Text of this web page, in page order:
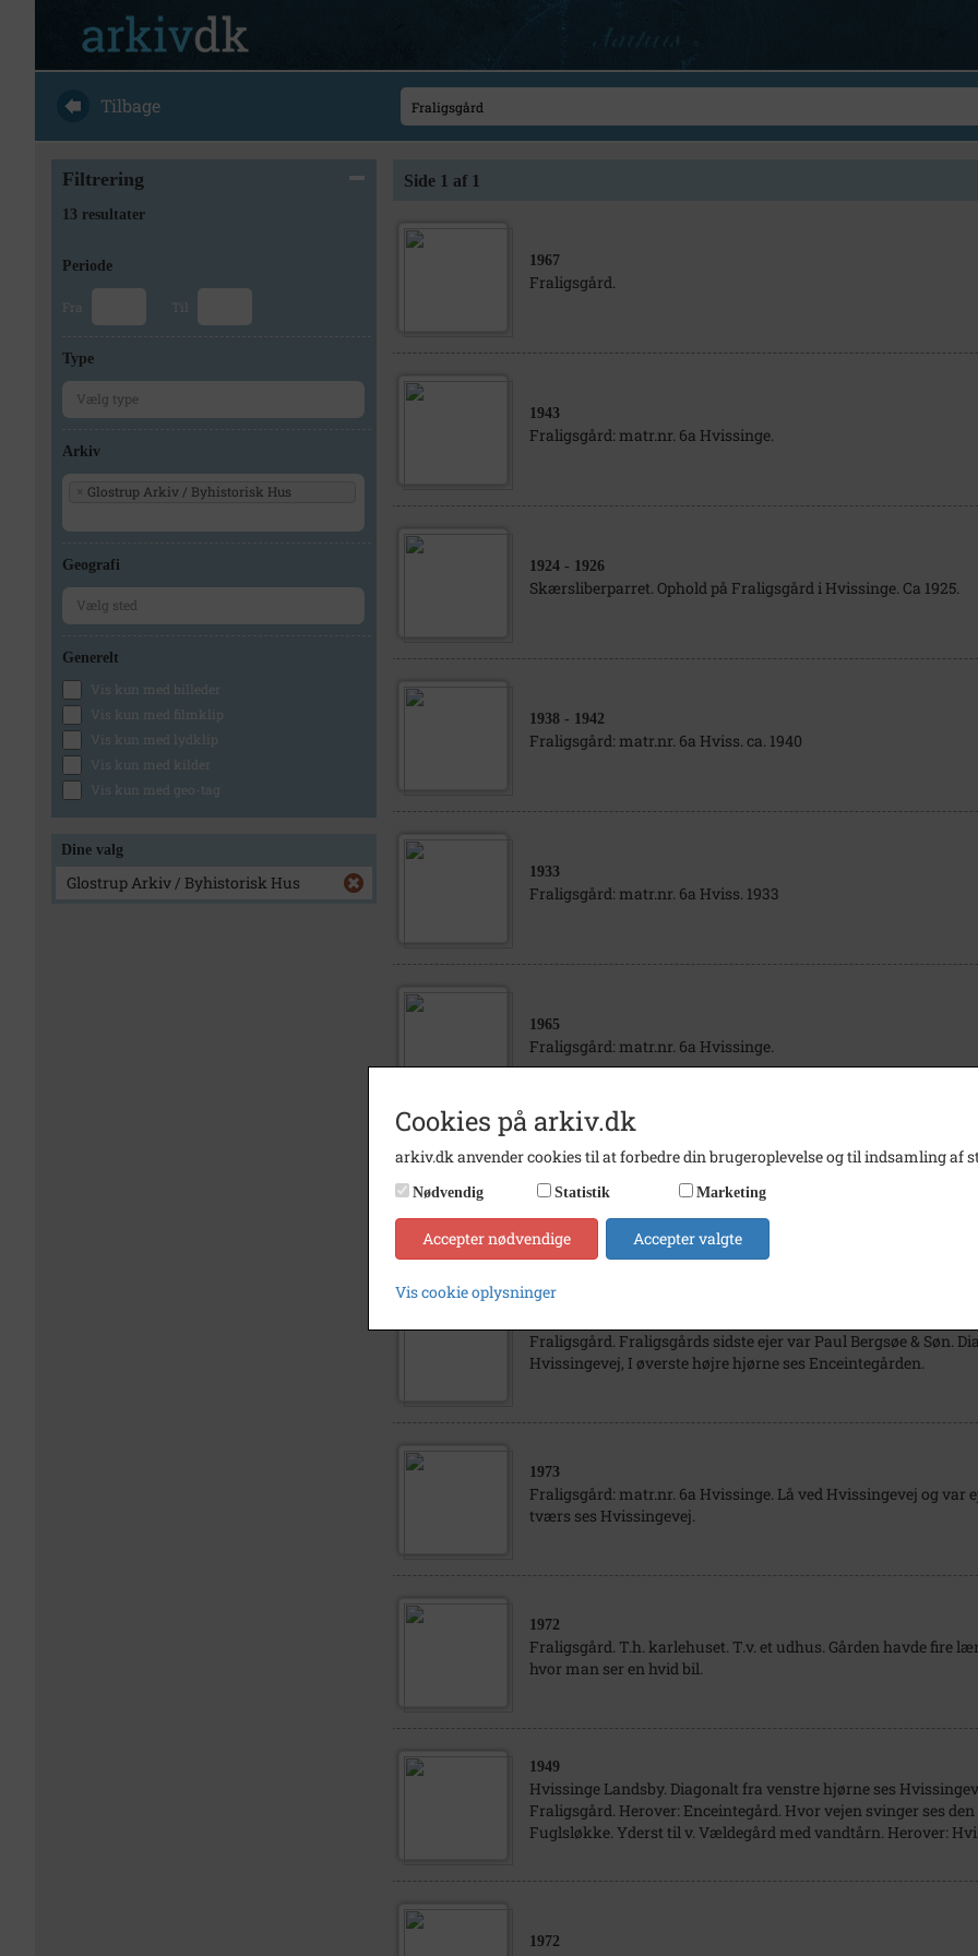
Tilbage
Filtrering
13 resultater
Periode
Fra Til
Type
Arkiv
× Glostrup Arkiv / Byhistorisk Hus
Geografi
Generelt
Vis kun med billeder
Vis kun med filmklip
Vis kun med lydklip
Vis kun med kilder
Vis kun med geo-tag
Dine valg
Glostrup Arkiv / Byhistorisk Hus
Side 1 af 1
1967
Fraligsgård.
1943
Fraligsgård: matr.nr. 6a Hvissinge.
1924 - 1926
Skærsliberparret. Ophold på Fraligsgård i Hvissinge. Ca 1925.
1938 - 1942
Fraligsgård: matr.nr. 6a Hviss. ca. 1940
1933
Fraligsgård: matr.nr. 6a Hviss. 1933
1965
Fraligsgård: matr.nr. 6a Hvissinge.
1972
Fraligsgård: matr.nr. 6a Hvissinge. Lå ved Hvissingevej og var
Fraligsgård. Fraligsgårds sidste ejer var Paul Bergsøe & Søn.
Hvissingevej, I øverste højre hjørne ses Enceintegården.
1973
Fraligsgård: matr.nr. 6a Hvissinge. Lå ved Hvissingevej og var
tværs ses Hvissingevej.
1972
Fraligsgård. T.h. karlehuset. T.v. et udhus. Gården havde fire
hvor man ser en hvid bil.
1949
Hvissinge Landsby. Diagonalt fra venstre hjørne ses
Fraligsgård. Herover: Enceintegård. Hvor vejen svinger ses
Fuglsløkke. Yderst til v. Vældegård med vandtårn. Herover:
1972
Cookies på arkiv.dk
arkiv.dk anvender cookies til at forbedre din brugeroplevelse og til indsamling af
Nødvendig Statistik Marketing
Accepter nødvendige Accepter valgte
Vis cookie oplysninger